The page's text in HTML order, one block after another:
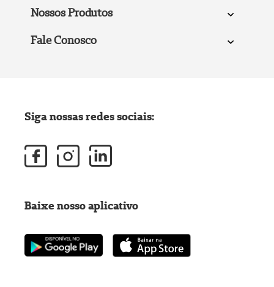
Nossos Produtos
Fale Conosco
Siga nossas redes sociais:
Baixe nosso aplicativo